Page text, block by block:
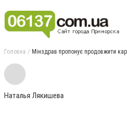
Головна Мінздрав пропонує продовжити
Наталья Лякишева